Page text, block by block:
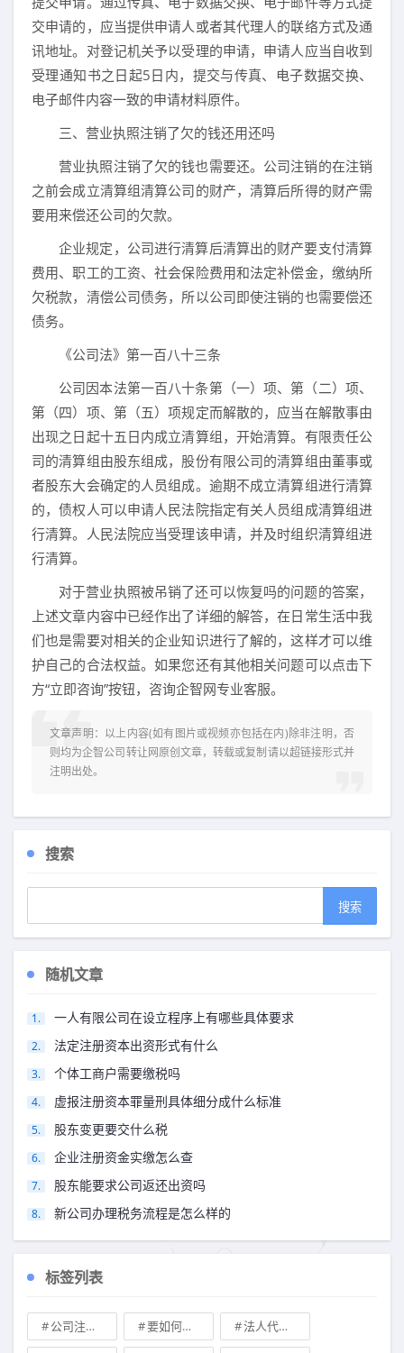
交申请的，应当提供申请人或者其代理人的联络方式及通
讯地址。对登记机关予以受理的申请，申请人应当自收到
受理通知书之日起5日内，提交与传真、电子数据交换、
电子邮件内容一致的申请材料原件。
三、营业执照注销了欠的钱还用还吗
营业执照注销了欠的钱也需要还。公司注销的在注销
之前会成立清算组清算公司的财产，清算后所得的财产需
要用来偿还公司的欠款。
企业规定，公司进行清算后清算出的财产要支付清算
费用、职工的工资、社会保险费用和法定补偿金，缴纳所
欠税款，清偿公司债务，所以公司即使注销的也需要偿还
债务。
《公司法》第一百八十三条
公司因本法第一百八十条第（一）项、第（二）项、
第（四）项、第（五）项规定而解散的，应当在解散事由
出现之日起十五日内成立清算组，开始清算。有限责任公
司的清算组由股东组成，股份有限公司的清算组由董事或
者股东大会确定的人员组成。逾期不成立清算组进行清算
的，债权人可以申请人民法院指定有关人员组成清算组进
行清算。人民法院应当受理该申请，并及时组织清算组进
行清算。
对于营业执照被吊销了还可以恢复吗的问题的答案，
上述文章内容中已经作出了详细的解答，在日常生活中我
们也是需要对相关的企业知识进行了解的，这样才可以维
护自己的合法权益。如果您还有其他相关问题可以点击下
方“立即咨询”按钮，咨询企智网专业客服。
文章声明：以上内容(如有图片或视频亦包括在内)除非注明，否
则均为企智公司转让网原创文章，转载或复制请以超链接形式并
注明出处。
搜索
随机文章
一人有限公司在设立程序上有哪些具体要求
法定注册资本出资形式有什么
个体工商户需要缴税吗
虚报注册资本罪量刑具体细分成什么标准
股东变更要交什么税
企业注册资金实缴怎么查
股东能要求公司返还出资吗
新公司办理税务流程是怎么样的
标签列表
公司注册地址可不可以改 要如何注册成立家族公司 法人代表变更\